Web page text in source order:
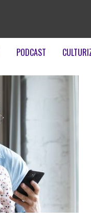
PODCAST